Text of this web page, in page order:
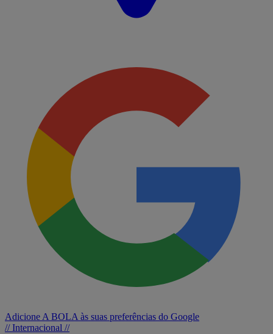
Adicione A BOLA às suas preferências do Google
// Internacional //